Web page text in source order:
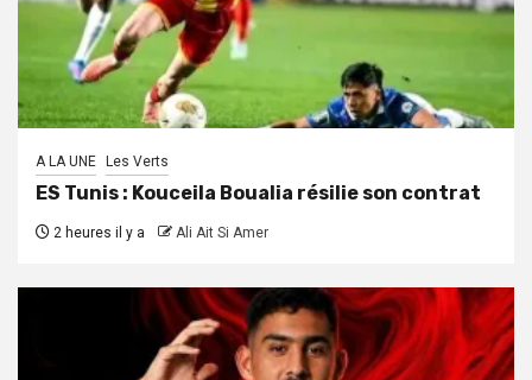
A LA UNE Les Verts
ES Tunis : Kouceila Boualia résilie son contrat
2 heures il y a Ali Ait Si Amer